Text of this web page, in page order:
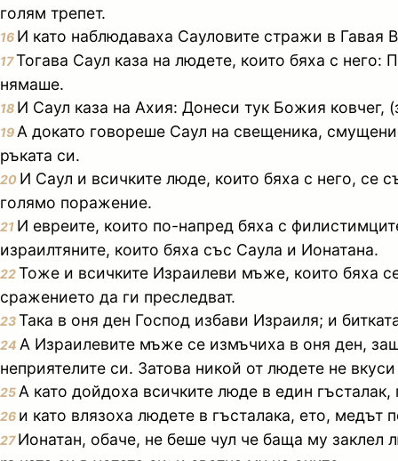
голям трепет.
16 И като наблюдаваха Сауловите стражи в Гавая
17Тогава Саул каза на людете, които бяха с
нямаше.
18 И Саул каза на Ахия: Донеси тук Божия ковчег,
19 А докато говореше Саул на свещеника,
ръката си.
20 И Саул и всичките люде, които бяха с него, се
голямо поражение.
21 И евреите, които по-напред бяха с
израилтяните, които бяха със Саула и Ионатана.
22Тоже и всичките Израилеви мъже, които бяха
сражението да ги преследват.
23Така в оня ден Господ избави Израиля; и
24 А Израилевите мъже се измъчиха в оня ден,
неприятелите си. Затова никой от людете не
25 А като дойдоха всичките люде в един
26 и като влязоха людете в гъсталака, ето,
27Ионатан, обаче, не беше чул че баща му заклел